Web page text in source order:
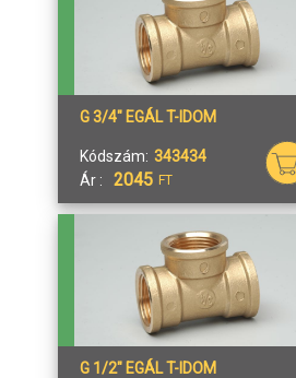
G 3/4" EGÁL T-IDOM
Kódszám: 343434
Ár :
2045 FT
G 1/2" EGÁL T-IDOM